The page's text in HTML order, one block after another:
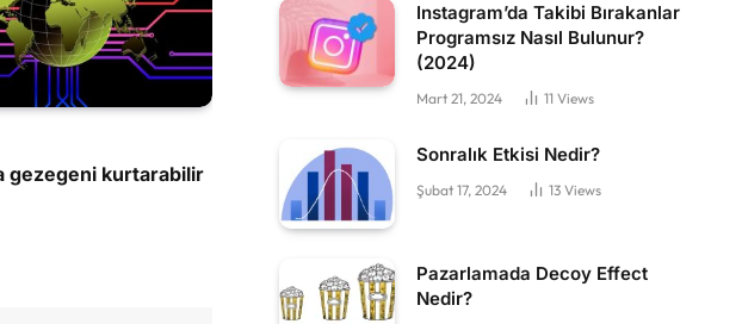
gezegeni kurtarabilir
Instagram’da Takibi Bırakanlar
Programsız Nasıl Bulunur?
(2024)
Mart 21, 2024 11 Views
Sonralık Etkisi Nedir?
Şubat 17, 2024 13 Views
Pazarlamada Decoy Effect
Nedir?